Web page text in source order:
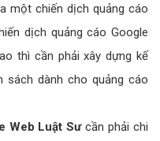
một chiến dịch quảng cáo
dịch quảng cáo Google
thì cần phải xây dựng kế
sách dành cho quảng cáo
Web Luật Sưcần phải chi